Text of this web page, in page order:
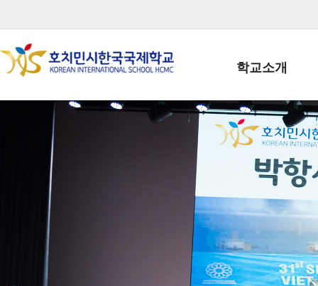
학교소개
학교장인사말
학생회장인사말
학교상징
학교 CI
교직원현황
학생현황
위치/전화